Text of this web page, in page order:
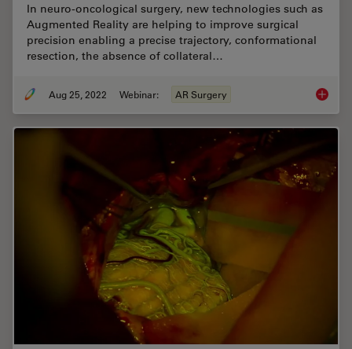
In neuro-oncological surgery, new technologies such as
Augmented Reality are helping to improve surgical
precision enabling a precise trajectory, conformational
resection, the absence of collateral…
Aug 25, 2022 Webinar: AR Surgery